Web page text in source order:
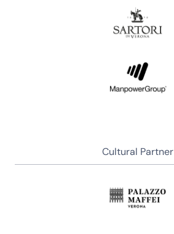
Cultural Partner